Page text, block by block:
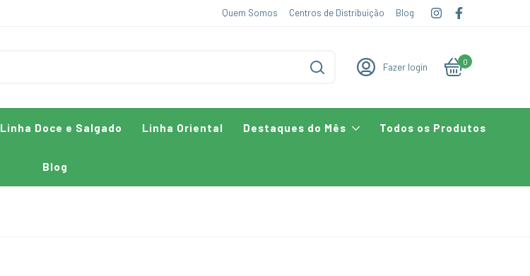
Quem Somos Centros de Distribuição Blog
Fazer login 0
Linha Doce e Salgado Linha Oriental Destaques do Mês Todos os Produtos
Blog